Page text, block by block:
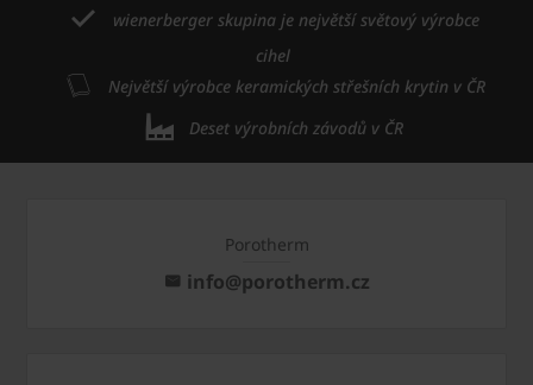
wienerberger skupina je největší světový výrobce
cihel
Největší výrobce keramických střešních krytin v ČR
Deset výrobních závodů v ČR
Porotherm
info@porotherm.cz